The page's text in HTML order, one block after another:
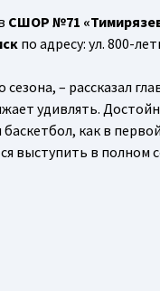
СШОР №71
по адресу: ул. 800-
– рассказал
удивлять.
как в
выступить в